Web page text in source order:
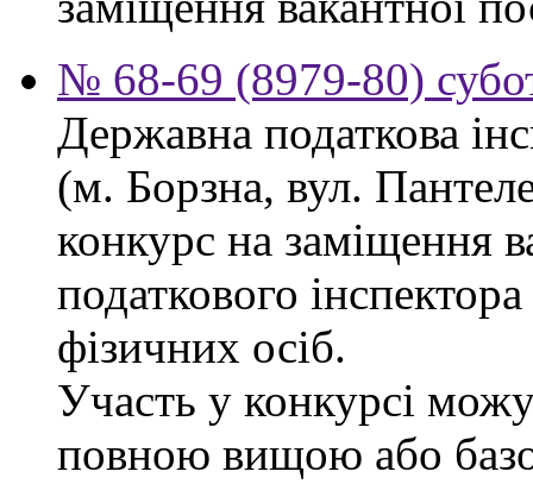
№ 68-69 (8979-80)
Державна податкова
(м. Борзна, вул.
конкурс на заміщення
податкового
фізичних осіб.
Участь у конкурсі
повною вищою або